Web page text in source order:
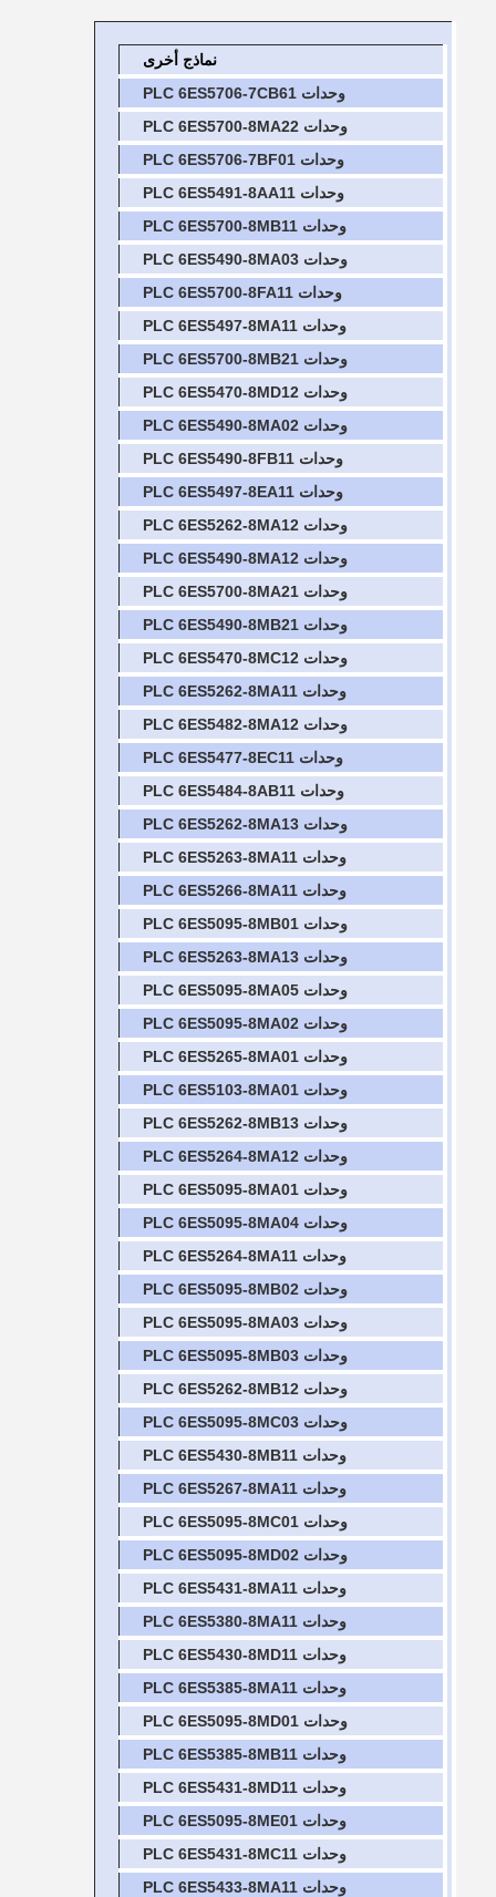
نماذج أخرى
وحدات PLC 6ES5706-7CB61
وحدات PLC 6ES5700-8MA22
وحدات PLC 6ES5706-7BF01
وحدات PLC 6ES5491-8AA11
وحدات PLC 6ES5700-8MB11
وحدات PLC 6ES5490-8MA03
وحدات PLC 6ES5700-8FA11
وحدات PLC 6ES5497-8MA11
وحدات PLC 6ES5700-8MB21
وحدات PLC 6ES5470-8MD12
وحدات PLC 6ES5490-8MA02
وحدات PLC 6ES5490-8FB11
وحدات PLC 6ES5497-8EA11
وحدات PLC 6ES5262-8MA12
وحدات PLC 6ES5490-8MA12
وحدات PLC 6ES5700-8MA21
وحدات PLC 6ES5490-8MB21
وحدات PLC 6ES5470-8MC12
وحدات PLC 6ES5262-8MA11
وحدات PLC 6ES5482-8MA12
وحدات PLC 6ES5477-8EC11
وحدات PLC 6ES5484-8AB11
وحدات PLC 6ES5262-8MA13
وحدات PLC 6ES5263-8MA11
وحدات PLC 6ES5266-8MA11
وحدات PLC 6ES5095-8MB01
وحدات PLC 6ES5263-8MA13
وحدات PLC 6ES5095-8MA05
وحدات PLC 6ES5095-8MA02
وحدات PLC 6ES5265-8MA01
وحدات PLC 6ES5103-8MA01
وحدات PLC 6ES5262-8MB13
وحدات PLC 6ES5264-8MA12
وحدات PLC 6ES5095-8MA01
وحدات PLC 6ES5095-8MA04
وحدات PLC 6ES5264-8MA11
وحدات PLC 6ES5095-8MB02
وحدات PLC 6ES5095-8MA03
وحدات PLC 6ES5095-8MB03
وحدات PLC 6ES5262-8MB12
وحدات PLC 6ES5095-8MC03
وحدات PLC 6ES5430-8MB11
وحدات PLC 6ES5267-8MA11
وحدات PLC 6ES5095-8MC01
وحدات PLC 6ES5095-8MD02
وحدات PLC 6ES5431-8MA11
وحدات PLC 6ES5380-8MA11
وحدات PLC 6ES5430-8MD11
وحدات PLC 6ES5385-8MA11
وحدات PLC 6ES5095-8MD01
وحدات PLC 6ES5385-8MB11
وحدات PLC 6ES5431-8MD11
وحدات PLC 6ES5095-8ME01
وحدات PLC 6ES5431-8MC11
وحدات PLC 6ES5433-8MA11